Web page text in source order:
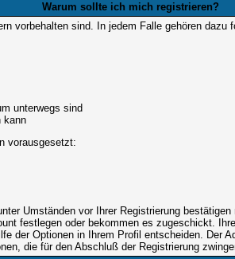
Warum sollte ich mich registrieren?
vorbehalten sind. In jedem Falle gehören dazu
unterwegs sind
kann
vorausgesetzt:
Umständen vor Ihrer Registrierung
festlegen oder bekommen es zugeschickt.
der Optionen in Ihrem Profil entscheiden. Der
die für den Abschluß der Registrierung